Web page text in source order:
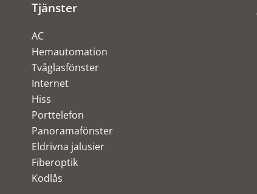
Tjänster
AC
Hemautomation
Tvåglasfönster
Internet
Hiss
Porttelefon
Panoramafönster
Eldrivna jalusier
Fiberoptik
Kodlås